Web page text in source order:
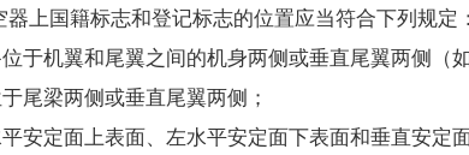
器上国籍标志和登记标志的位置应当符合下列规定：
机翼和尾翼之间的机身两侧或垂直尾翼两侧（
梁两侧或垂直尾翼两侧；
定面上表面、左水平安定面下表面和垂直安定面